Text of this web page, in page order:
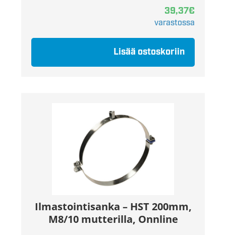
39,37€
varastossa
Lisää ostoskoriin
Ilmastointisanka – HST 200mm,
M8/10 mutterilla, Onnline